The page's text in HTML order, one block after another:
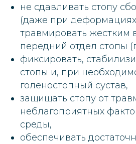
не сдавливать стопу
(даже при
травмировать жестким
передний отдел стопы
фиксировать,
стопы и, при
голеностопный сустав,
защищать стопу от
неблагоприятных
среды,
обеспечивать